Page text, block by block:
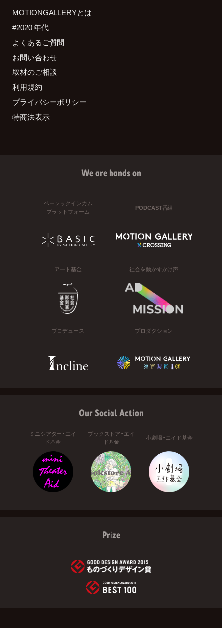
MOTIONGALLERYとは
#2020 年代
よくあるご質問
お問い合わせ
取材のご相談
利用規約
プライバシーポリシー
特商法表示
We are hands on
ベーシックインカム
プラットフォーム
PODCAST番組
アート基金 社会を動かすかけ声
プロデュース プロダクション
Our Social Action
ミニシアター・エイ
ド基金
ブックストア・エイ
ド基金
小劇場・エイド基金
Prize